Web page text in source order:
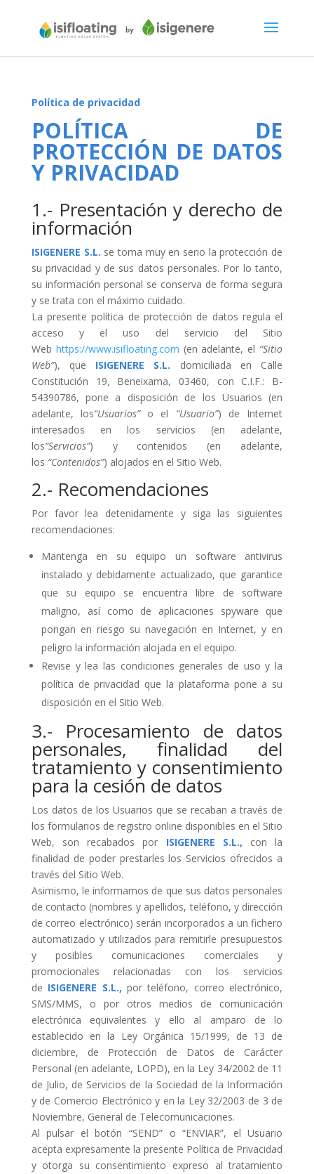
Política de privacidad
POLÍTICA DE
PROTECCIÓN DE DATOS
Y PRIVACIDAD
1.- Presentación y derecho de
información
ISIGENERE S.L. se toma muy en serio la protección de
su privacidad y de sus datos personales. Por lo tanto,
su información personal se conserva de forma segura
y se trata con el máximo cuidado.
La presente política de protección de datos regula el
acceso y el uso del servicio del Sitio
Web https://www.isifloating.com (en adelante, el “Sitio
Web”), que ISIGENERE S.L. domiciliada en Calle
Constitución 19, Beneixama, 03460, con C.I.F.: B-
54390786, pone a disposición de los Usuarios (en
adelante, los“Usuarios”o el “Usuario”) de Internet
interesados en los servicios (en adelante,
los“Servicios”) y contenidos (en adelante,
los “Contenidos”) alojados en el Sitio Web.
2.- Recomendaciones
Por favor lea detenidamente y siga las siguientes
recomendaciones:
Mantenga en su equipo un software antivirus
instalado y debidamente actualizado, que garantice
que su equipo se encuentra libre de software
maligno, así como de aplicaciones spyware que
pongan en riesgo su navegación en Internet, y en
peligro la información alojada en el equipo.
Revise y lea las condiciones generales de uso y la
política de privacidad que la plataforma pone a su
disposición en el Sitio Web.
3.- Procesamiento de datos
personales, finalidad del
tratamiento y consentimiento
para la cesión de datos
Los datos de los Usuarios que se recaban a través de
los formularios de registro online disponibles en el Sitio
Web, son recabados por ISIGENERE S.L., con la
finalidad de poder prestarles los Servicios ofrecidos a
través del Sitio Web.
Asimismo, le informamos de que sus datos personales
de contacto (nombres y apellidos, teléfono, y dirección
de correo electrónico) serán incorporados a un fichero
automatizado y utilizados para remitirle presupuestos
y posibles comunicaciones comerciales y
promocionales relacionadas con los servicios
de ISIGENERE S.L., por teléfono, correo electrónico,
SMS/MMS, o por otros medios de comunicación
electrónica equivalentes y ello al amparo de lo
establecido en la Ley Orgánica 15/1999, de 13 de
diciembre, de Protección de Datos de Carácter
Personal (en adelante, LOPD), en la Ley 34/2002 de 11
de Julio, de Servicios de la Sociedad de la Información
y de Comercio Electrónico y en la Ley 32/2003 de 3 de
Noviembre, General de Telecomunicaciones.
Al pulsar el botón “SEND” o “ENVIAR”, el Usuario
acepta expresamente la presente Política de Privacidad
y otorga su consentimiento expreso al tratamiento